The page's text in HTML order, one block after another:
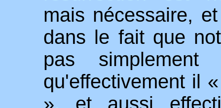
mais nécessaire,
dans le fait que
pas
qu'effectivement il
», et aussi